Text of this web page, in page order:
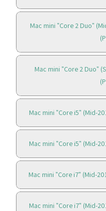
Mac mini "Core 2 Duo"
Mac mini "Core 2 Duo"
Mac mini "Core i5" (Mid-
Mac mini "Core i5" (Mid-
Mac mini "Core i7" (Mid-
Mac mini "Core i7" (Mid-